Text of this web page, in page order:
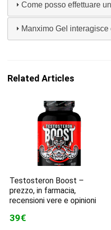
Come posso effettuare
Manximo Gel
Related Articles
Testosteron Boost –
prezzo, in farmacia,
recensioni vere e opinioni
39€